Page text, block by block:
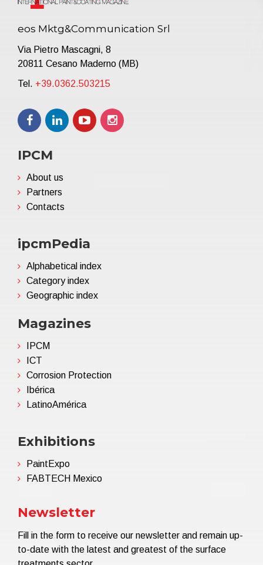
eos Mktg&Communication Srl
Via Pietro Mascagni, 8
20811 Cesano Maderno (MB)
Tel. +39.0362.503215
IPCM
About us
Partners
Contacts
ipcmPedia
Alphabetical index
Category index
Geographic index
Magazines
IPCM
ICT
Corrosion Protection
Ibérica
LatinoAmérica
Exhibitions
PaintExpo
FABTECH Mexico
Newsletter
Fill in the form to receive our newsletter and remain up-
to-date with the latest and greatest of the surface